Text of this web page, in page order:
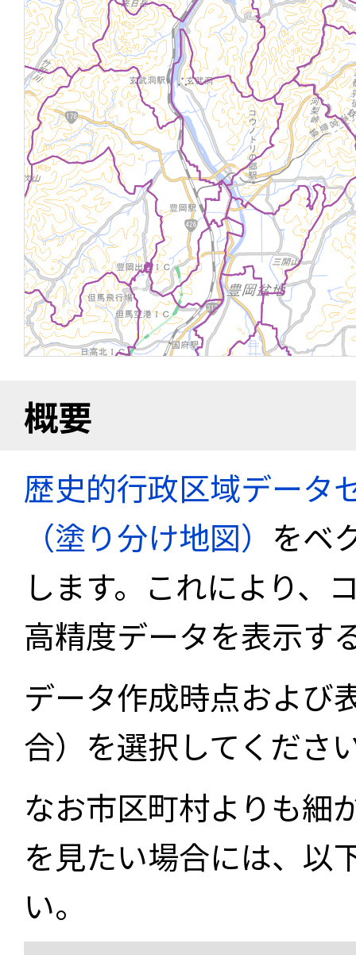
概要
歴史的行政区域データ
（塗り分け地図） をベ
します。これにより、
高精度データを表示す
データ作成時点および
合）を選択してくださ
なお市区町村よりも細
を見たい場合には、以
い。